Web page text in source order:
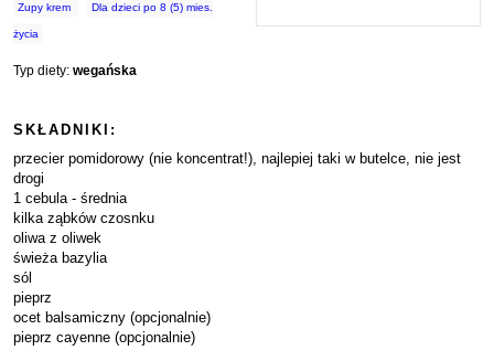
Zupy krem Dla dzieci po 8 (5) mies.
życia
Typ diety: wegańska
SKŁADNIKI:
przecier pomidorowy (nie koncentrat!), najlepiej taki w butelce, nie jest
drogi
1 cebula - średnia
kilka ząbków czosnku
oliwa z oliwek
świeża bazylia
sól
pieprz
ocet balsamiczny (opcjonalnie)
pieprz cayenne (opcjonalnie)